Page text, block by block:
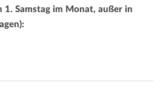
1. Samstag im Monat, außer in